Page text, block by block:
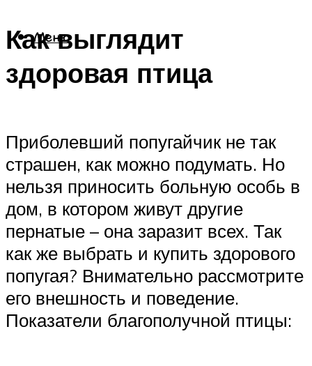
Меню
Как выглядит
здоровая птица
Приболевший попугайчик не так
страшен, как можно подумать. Но
нельзя приносить больную особь в
дом, в котором живут другие
пернатые – она заразит всех. Так
как же выбрать и купить здорового
попугая? Внимательно рассмотрите
его внешность и поведение.
Показатели благополучной птицы: